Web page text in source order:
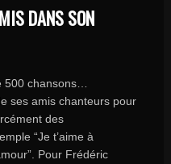
DANS SON
500 chansons…
ses amis chanteurs pour
des
“Je t’aime à
Pour Frédéric